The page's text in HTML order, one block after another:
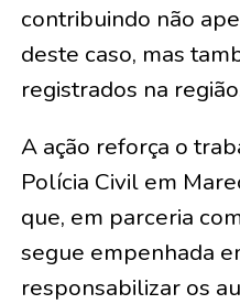
contribuindo não
deste caso, mas
registrados na
A ação reforça o
Polícia Civil em
que, em parceria
segue empenhada
responsabilizar os